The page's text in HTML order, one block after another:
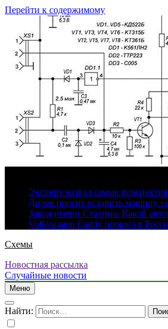
Перейти к содержимому
Эксперт назвал самые
Дилер просит оставить машину
Завод имени Сталина. Какой
Volkswagen Caddy прошел в
Схемы
Новостная рассылка
Случайные новости
Меню
Найти: